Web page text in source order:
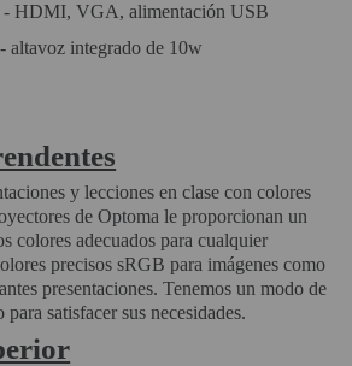
PROYECTOR
- HDMI, VGA, alimentación USB
altavoz integrado de 10w
y lecciones en clase con colores
de Optoma le proporcionan un
colores adecuados para cualquier
precisos sRGB para imágenes como
presentaciones. Tenemos un modo de
satisfacer sus necesidades.